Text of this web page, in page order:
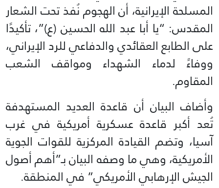
المسلحة الإيرانية، أن الهجوم نُفذ تحت الشعار
المقدس: “يا أبا عبد الله الحسين (ع)”، تأكيدًا
على الطابع العقائدي والدفاعي للرد الإيراني،
ووفاءً لدماء الشهداء ومواقف الشعب
المقاوم.
وأضاف البيان أن قاعدة العديد المستهدفة
تُعد أكبر قاعدة عسكرية أمريكية في غرب
آسيا، وتضم القيادة المركزية للقوات الجوية
الأمريكية، وهي ما وصفه البيان بـ”أهم أصول
الجيش الإرهابي الأمريكي” في المنطقة.